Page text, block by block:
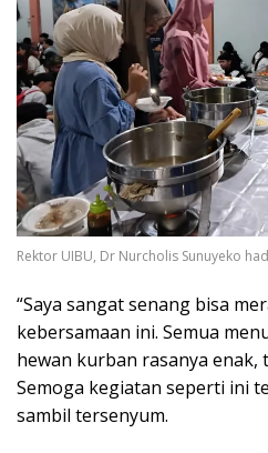
Rektor UIBU, Dr Nurcholis Sunuyeko
“Saya sangat senang bisa
kebersamaan ini. Semua
hewan kurban rasanya enak,
Semoga kegiatan seperti ini
sambil tersenyum.